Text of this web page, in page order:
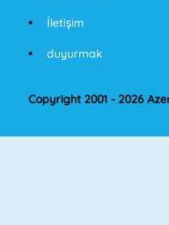
İletişim
duyurmak
Copyright 2001 - 2026